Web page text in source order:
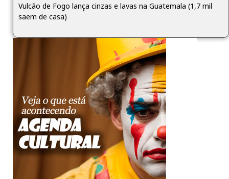
Vulcão de Fogo lança cinzas e lavas na Guatemala (1,7 mil
saem de casa)